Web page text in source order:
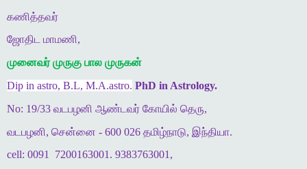
கணித்தவர்
ஜோதிட மாமணி,
முனைவர் முருகு பால முருகன்
Dip in astro, B.L, M.A.astro. PhD in Astrology.
No: 19/33 வடபழனி ஆண்டவர் கோயில் தெரு,
வடபழனி, சென்னை - 600 026 தமிழ்நாடு, இந்தியா.
cell: 0091 7200163001. 9383763001,